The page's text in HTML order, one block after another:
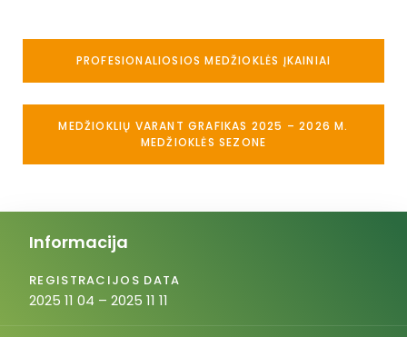
PROFESIONALIOSIOS MEDŽIOKLĖS ĮKAINIAI
MEDŽIOKLIŲ VARANT GRAFIKAS 2025 – 2026 M.
MEDŽIOKLĖS SEZONE
Informacija
REGISTRACIJOS DATA
2025 11 04 – 2025 11 11